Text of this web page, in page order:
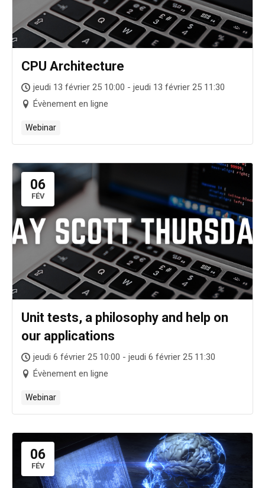
CPU Architecture
jeudi 13 février 25 10:00 - jeudi 13 février 25 11:30
Évènement en ligne
Webinar
06
FÉV
Unit tests, a philosophy and help on
our applications
jeudi 6 février 25 10:00 - jeudi 6 février 25 11:30
Évènement en ligne
Webinar
06
FÉV